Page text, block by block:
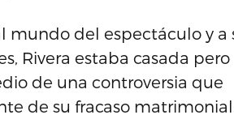
del espectáculo y a
Rivera estaba casada pero
de una controversia que
de su fracaso